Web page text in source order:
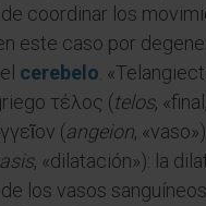
coordinar los
este caso por
cerebelo .
τέλος (telos, «final,
(angeion,
, «dilatación»): la
los vasos